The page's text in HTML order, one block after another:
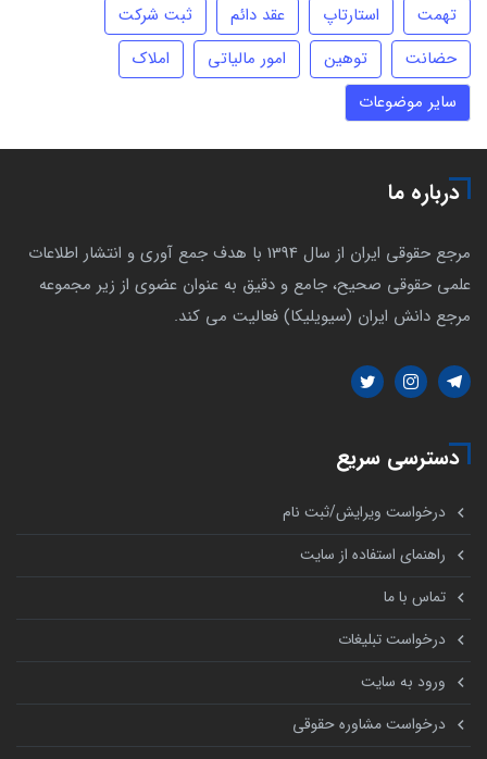
تهمت
استارتاپ عقد دائم
ثبت شرکت
حضانت
توهین امور مالیاتی
املاک
سایر موضوعات
درباره ما
مرجع حقوقی ایران از سال 1394 با هدف جمع آوری و انتشار اطلاعات
علمی حقوقی صحیح، جامع و دقیق به عنوان عضوی از زیر مجموعه
مرجع دانش ایران (سیویلیکا) فعالیت می کند.
دسترسی سریع
درخواست ویرایش/ثبت نام
راهنمای استفاده از سایت
تماس با ما
درخواست تبلیغات
ورود به سایت
درخواست مشاوره حقوقی